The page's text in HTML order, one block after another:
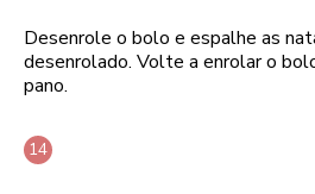
Desenrole o bolo e espalhe as
desenrolado. Volte a enrolar o
pano.